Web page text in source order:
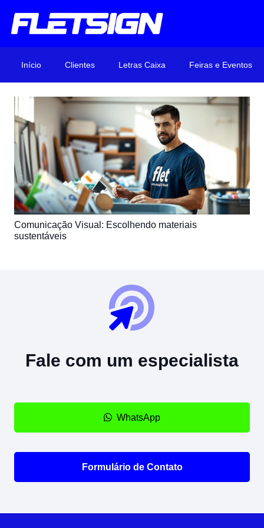
Início Clientes Letras Caixa Feiras e Eventos
Comunicação Visual: Escolhendo materiais
sustentáveis
Fale com um especialista
WhatsApp
Formulário de Contato